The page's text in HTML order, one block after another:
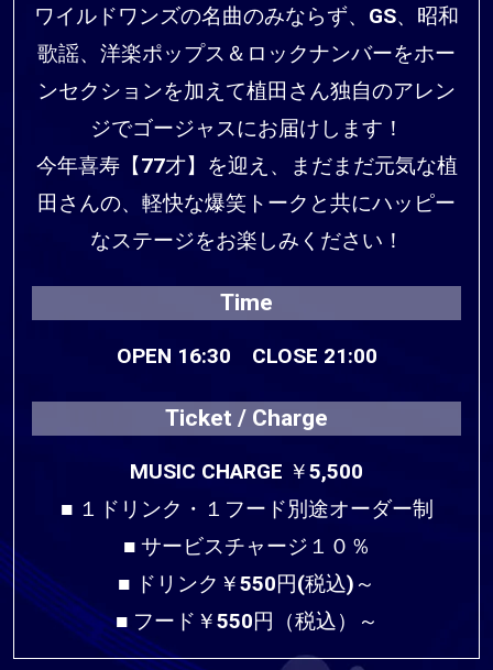
ワイルドワンズの名曲のみならず、GS、昭和
歌謡、洋楽ポップス＆ロックナンバーをホー
ンセクションを加えて植田さん独自のアレン
ジでゴージャスにお届けします！
今年喜寿【77才】を迎え、まだまだ元気な植
田さんの、軽快な爆笑トークと共にハッピー
なステージをお楽しみください！
Time
OPEN 16:30 CLOSE 21:00
Ticket / Charge
MUSIC CHARGE ￥5,500
■ １ドリンク・１フード別途オーダー制
■ サービスチャージ１０％
■ ドリンク￥550円(税込)～
■ フード￥550円（税込）～